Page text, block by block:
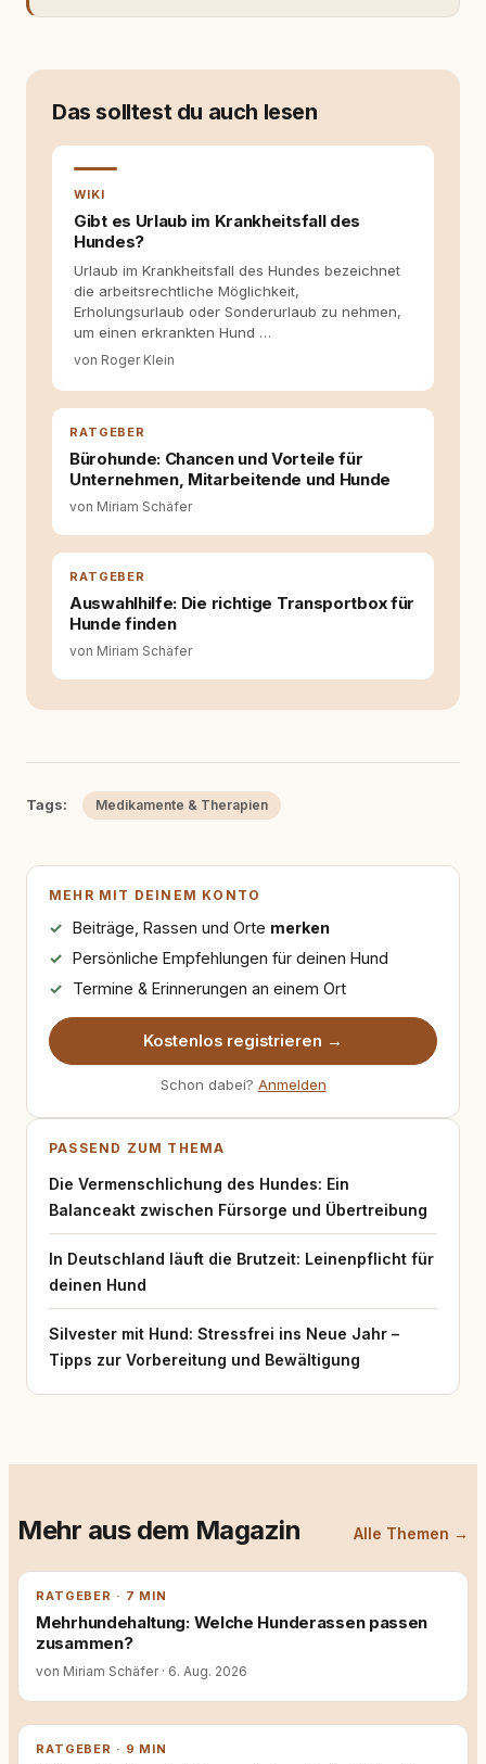
getippt: Geschichten, Beobachtungen,
weniger guten Erfahrungen. Umso mehr hat
erlebt habe, wie verantwortungsvoll und
bewusst gute Hundehaltung funktionieren
als Content Managerin an vielen Stellen
beteiligt, an denen aus Ideen fertige Beiträge
werden. Ich recherchiere Themen, plane
Inhalte, schreibe Artikel, begleite Gastbeiträge
redaktionell, veröffentliche Texte und betreue
die Social-Media-Kanäle. Mein Blick richtet
sich dabei immer auf das grosse Ganze:
Welche Themen sind relevant? Welche
Fragen stehen dahinter? Und wie lassen sich
fundiert und für unsere Leser wirklich
hilfreich sind? Ich glaube, dass Emotionen
allein nicht ausreichen. Gute Entscheidungen
Hinterfragen zusammenkommen. Mit meinen
Das solltest du auch lesen
WIKI
Gibt es Urlaub im Krankheitsfall des
Hundes?
Urlaub im Krankheitsfall des Hundes bezeichnet
die arbeitsrechtliche Möglichkeit,
Erholungsurlaub oder Sonderurlaub zu nehmen,
um einen erkrankten Hund …
von Roger Klein
RATGEBER
Bürohunde: Chancen und Vorteile für
Unternehmen, Mitarbeitende und Hunde
von Miriam Schäfer
RATGEBER
Auswahlhilfe: Die richtige Transportbox für
Hunde finden
von Miriam Schäfer
Tags: Medikamente & Therapien
MEHR MIT DEINEM KONTO
Beiträge, Rassen und Orte merken
Persönliche Empfehlungen für deinen Hund
Termine & Erinnerungen an einem Ort
Kostenlos registrieren →
Schon dabei? Anmelden
PASSEND ZUM THEMA
Die Vermenschlichung des Hundes: Ein
Balanceakt zwischen Fürsorge und Übertreibung
In Deutschland läuft die Brutzeit: Leinenpflicht für
deinen Hund
Silvester mit Hund: Stressfrei ins Neue Jahr –
Tipps zur Vorbereitung und Bewältigung
Mehr aus dem Magazin Alle Themen →
RATGEBER · 7 MIN
Mehrhundehaltung: Welche Hunderassen passen
zusammen?
von Miriam Schäfer · 6. Aug. 2026
RATGEBER · 9 MIN